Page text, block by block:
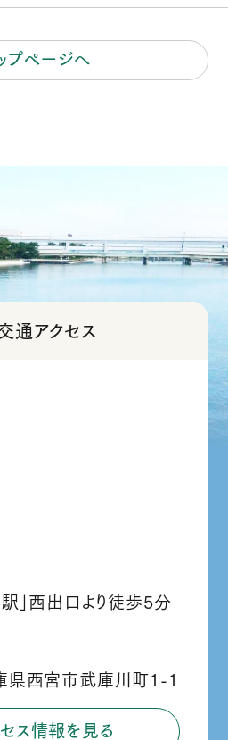
プページへ
通アクセス
」西出口より徒歩5分
西宮市武庫川町1-1
セス情報を見る